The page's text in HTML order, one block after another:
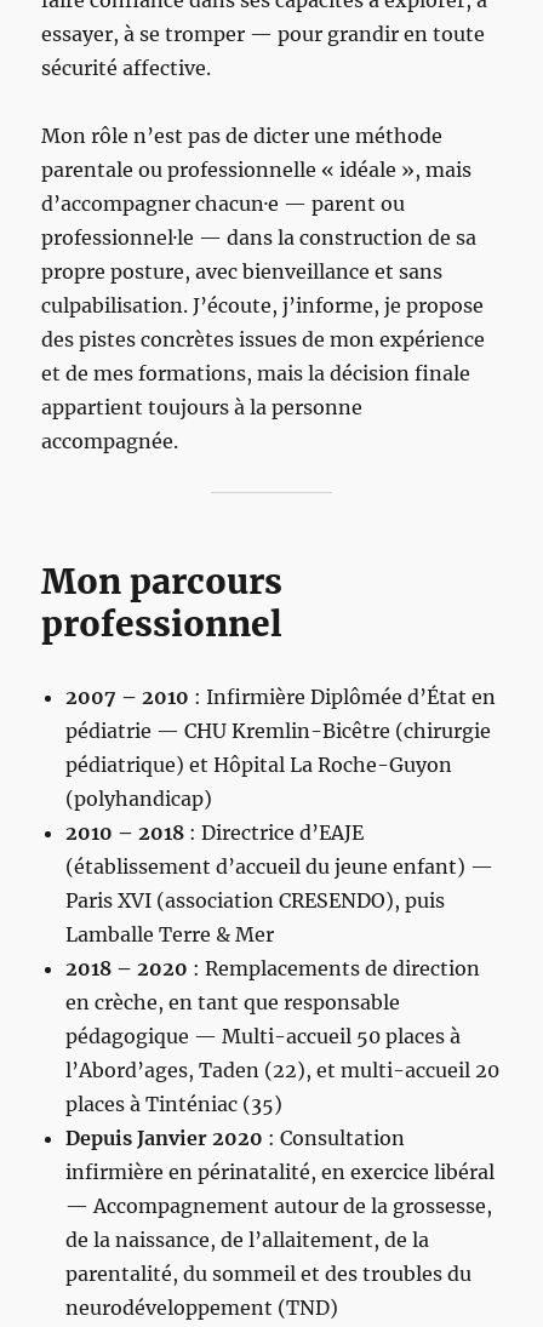
essayer, à se tromper — pour grandir en toute
sécurité affective.
Mon rôle n’est pas de dicter une méthode
parentale ou professionnelle « idéale », mais
d’accompagner chacun·e — parent ou
professionnel·le — dans la construction de sa
propre posture, avec bienveillance et sans
culpabilisation. J’écoute, j’informe, je propose
des pistes concrètes issues de mon expérience
et de mes formations, mais la décision finale
appartient toujours à la personne
accompagnée.
Mon parcours
professionnel
2007 – 2010 : Infirmière Diplômée d’État en
pédiatrie — CHU Kremlin-Bicêtre (chirurgie
pédiatrique) et Hôpital La Roche-Guyon
(polyhandicap)
2010 – 2018 : Directrice d’EAJE
(établissement d’accueil du jeune enfant) —
Paris XVI (association CRESENDO), puis
Lamballe Terre & Mer
2018 – 2020 : Remplacements de direction
en crèche, en tant que responsable
pédagogique — Multi-accueil 50 places à
l’Abord’ages, Taden (22), et multi-accueil 20
places à Tinténiac (35)
Depuis Janvier 2020 : Consultation
infirmière en périnatalité, en exercice libéral
— Accompagnement autour de la grossesse,
de la naissance, de l’allaitement, de la
parentalité, du sommeil et des troubles du
neurodéveloppement (TND)